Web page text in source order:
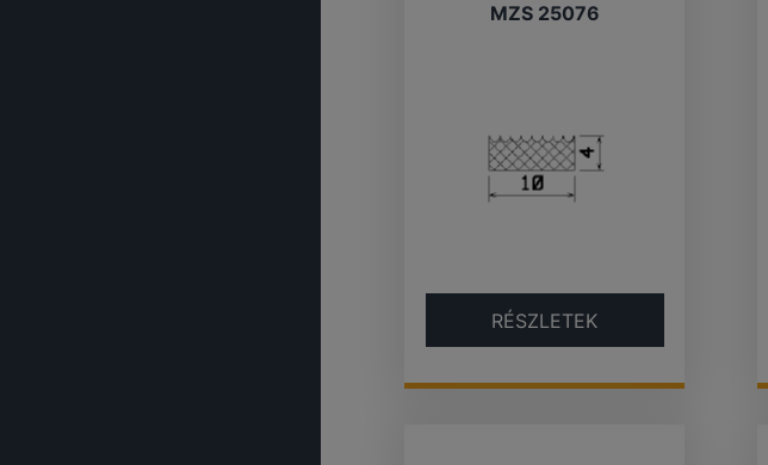
MZS 25076
RÉSZLETEK